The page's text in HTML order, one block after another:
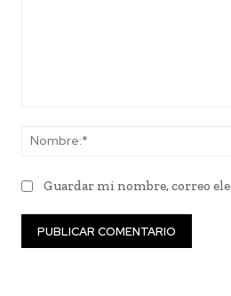
Guardar mi nombre, correo